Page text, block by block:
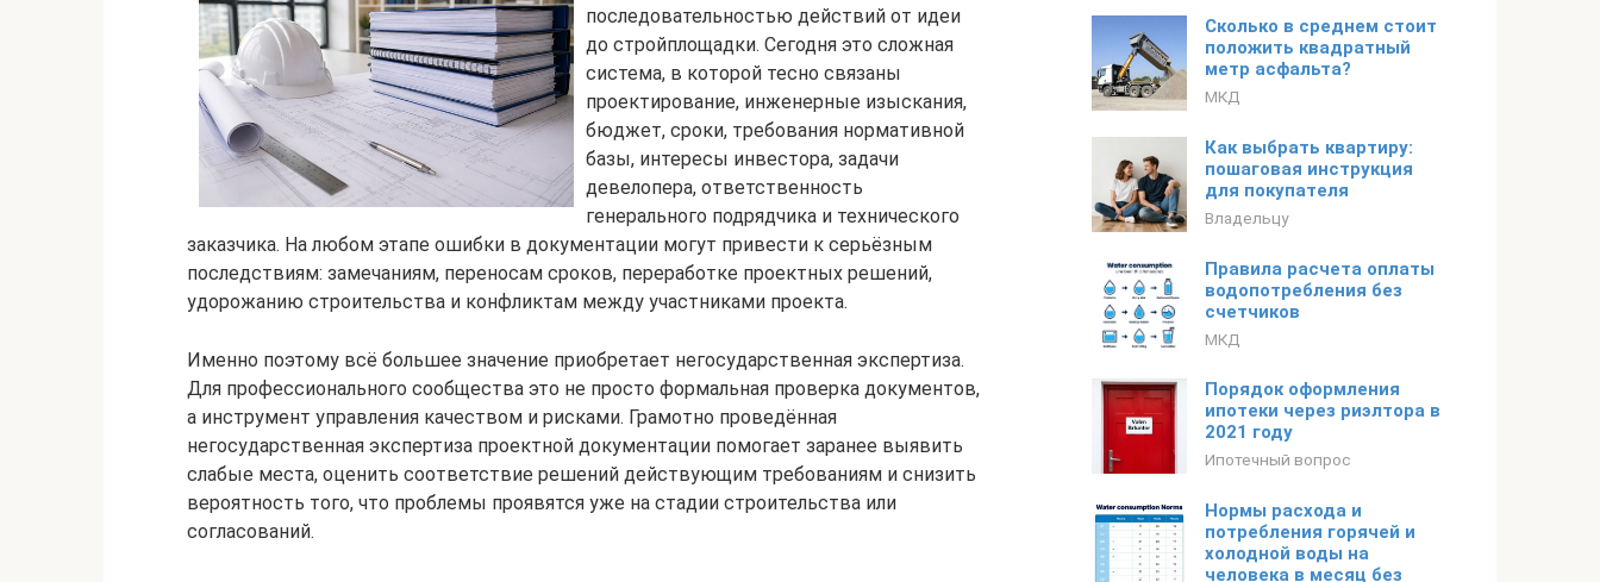
последовательностью действий от идеи
до стройплощадки. Сегодня это сложная
система, в которой тесно связаны
проектирование, инженерные изыскания,
бюджет, сроки, требования нормативной
базы, интересы инвестора, задачи
девелопера, ответственность
генерального подрядчика и технического
заказчика. На любом этапе ошибки в документации могут привести к серьёзным
последствиям: замечаниям, переносам сроков, переработке проектных решений,
удорожанию строительства и конфликтам между участниками проекта.
Именно поэтому всё большее значение приобретает негосударственная экспертиза.
Для профессионального сообщества это не просто формальная проверка документов,
а инструмент управления качеством и рисками. Грамотно проведённая
негосударственная экспертиза проектной документации помогает заранее выявить
слабые места, оценить соответствие решений действующим требованиям и снизить
вероятность того, что проблемы проявятся уже на стадии строительства или
согласований.
Сколько в среднем стоит
положить квадратный
метр асфальта?
МКД
Как выбрать квартиру:
пошаговая инструкция
для покупателя
Владельцу
Правила расчета оплаты
водопотребления без
счетчиков
МКД
Порядок оформления
ипотеки через риэлтора в
2021 году
Ипотечный вопрос
Нормы расхода и
потребления горячей и
холодной воды на
человека в месяц без